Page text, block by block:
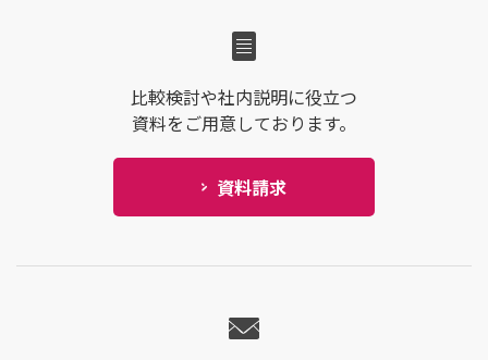
比較検討や社内説明に役立つ
資料をご用意しております。
資料請求